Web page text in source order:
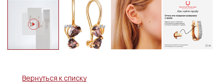
Вернуться к списку